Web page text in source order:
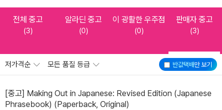
전체 중고
(3)
알라딘 중고
(0)
이 광활한 우주점
(0)
판매자 중고
(3)
반값택배만 보기
저가격순 모든 품질 등급
[중고] Making Out in Japanese: Revised Edition (Japanese
Phrasebook) (Paperback, Original)